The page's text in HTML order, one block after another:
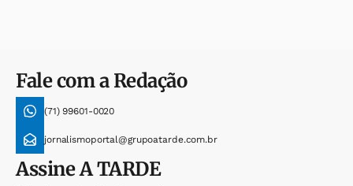
Fale com a Redação
(71) 99601-0020
jornalismoportal@grupoatarde.com.br
AssineA TARDE